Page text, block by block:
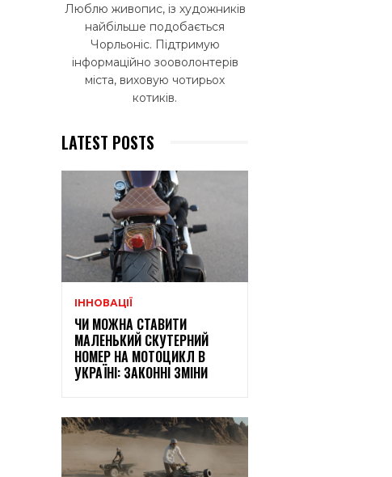
Люблю живопис, із художників
найбільше подобається
Чорльоніс. Підтримую
інформаційно зооволонтерів
міста, виховую чотирьох
котиків.
LATEST POSTS
ІННОВАЦІЇ
ЧИ МОЖНА СТАВИТИ
МАЛЕНЬКИЙ СКУТЕРНИЙ
НОМЕР НА МОТОЦИКЛ В
УКРАЇНІ: ЗАКОННІ ЗМІНИ